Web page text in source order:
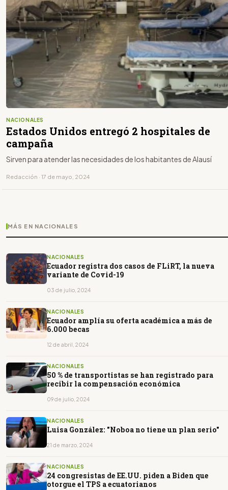
NACIONALES
Estados Unidos entregó 2 hospitales de
campaña
Sirven para atender las necesidades de los habitantes de Alausí
Redacción · 17 de mayo, 2024
MÁS EN NACIONALES
NACIONALES
Ecuador registra dos casos de FLiRT, la nueva
variante de Covid-19
03 de julio, 2024
NACIONALES
Ecuador amplía su oferta académica a más de
6.000 becas
12 de abril, 2024
NACIONALES
50 % de transportistas se han registrado para
recibir la compensación económica
09 de julio, 2024
NACIONALES
Luisa González: "Noboa no tiene un plan serio"
21 de marzo, 2024
NACIONALES
24 congresistas de EE.UU. piden a Biden que
otorgue el TPS a ecuatorianos